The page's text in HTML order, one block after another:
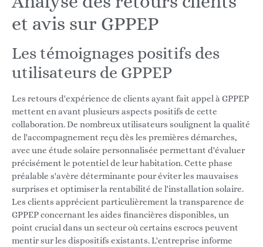
et avis sur GPPEP
Les témoignages positifs des
utilisateurs de GPPEP
Les retours d'expérience de clients ayant fait appel à GPPEP
mettent en avant plusieurs aspects positifs de cette
collaboration. De nombreux utilisateurs soulignent la qualité
de l'accompagnement reçu dès les premières démarches,
avec une étude solaire personnalisée permettant d'évaluer
précisément le potentiel de leur habitation. Cette phase
préalable s'avère déterminante pour éviter les mauvaises
surprises et optimiser la rentabilité de l'installation solaire.
Les clients apprécient particulièrement la transparence de
GPPEP concernant les aides financières disponibles, un
point crucial dans un secteur où certains escrocs peuvent
mentir sur les dispositifs existants. L'entreprise informe